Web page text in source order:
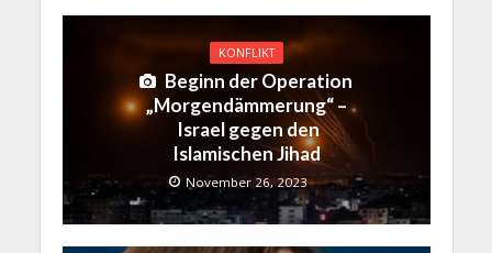
KONFLIKT
Beginn der Operation
„Morgendämmerung“ –
Israel gegen den
Islamischen Jihad
November 26, 2023